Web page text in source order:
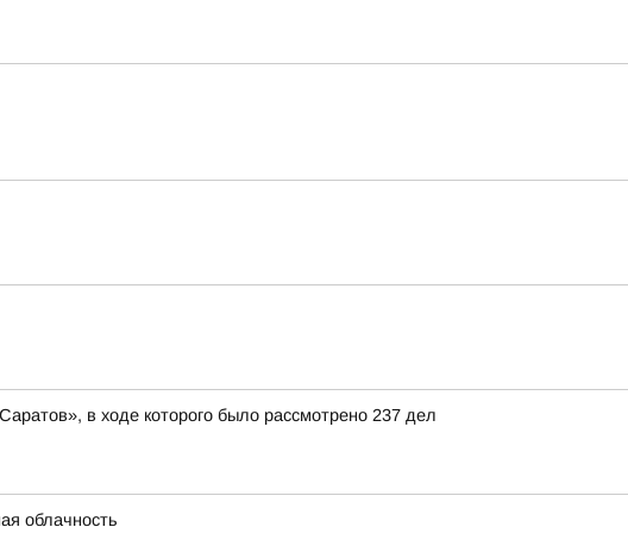
в ходе которого было рассмотрено 237 дел
облачность